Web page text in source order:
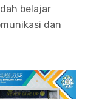
belajar
dan